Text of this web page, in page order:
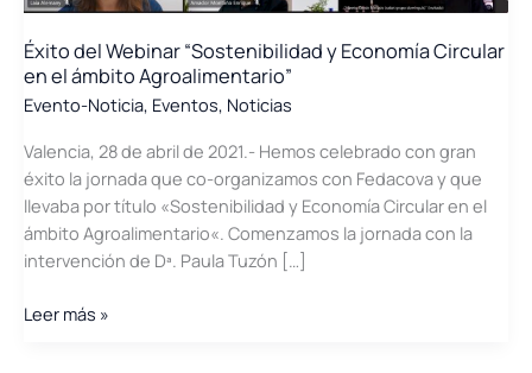
Éxito del Webinar “Sostenibilidad y Economía Circular
en el ámbito Agroalimentario”
Evento-Noticia, Eventos, Noticias
Valencia, 28 de abril de 2021.- Hemos celebrado con gran
éxito la jornada que co-organizamos con Fedacova y que
llevaba por título «Sostenibilidad y Economía Circular en el
ámbito Agroalimentario«. Comenzamos la jornada con la
intervención de Dª. Paula Tuzón […]
Éxito
Leer más »